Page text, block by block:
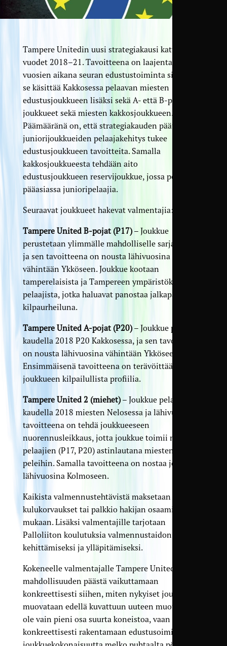
Tampere Unitedin uusi strategiakausi kattaa
vuodet 2018–21. Tavoitteena on laajentaa näiden
vuosien aikana seuran edustustoiminta siten, että
se käsittää Kakkosessa pelaavan miesten
edustusjoukkueen lisäksi sekä A- että B-poikien
joukkueet sekä miesten kakkosjoukkueen.
Päämääränä on, että strategiakauden päätyttyä
juniorijoukkueiden pelaajakehitys tukee
edustusjoukkueen tavoitteita. Samalla
kakkosjoukkueesta tehdään aito
edustusjoukkueen reservijoukkue, jossa pelaa
pääasiassa junioripelaajia.
Seuraavat joukkueet hakevat valmentajia:
Tampere United B-pojat (P17)– Joukkue
perustetaan ylimmälle mahdolliselle sarjatasolle,
ja sen tavoitteena on nousta lähivuosina
vähintään Ykköseen. Joukkue kootaan
tamperelaisista ja Tampereen ympäristökuntien
pelaajista, jotka haluavat panostaa jalkapalloon
kilpaurheiluna.
Tampere United A-pojat (P20)– Joukkue pelaa
kaudella 2018 P20 Kakkosessa, ja sen tavoitteena
on nousta lähivuosina vähintään Ykköseen.
Ensimmäisenä tavoitteena on terävöittää
joukkueen kilpailullista profiilia.
Tampere United 2 (miehet)– Joukkue pelaa
kaudella 2018 miesten Nelosessa ja lähivuosien
tavoitteena on tehdä joukkueeseen
nuorennusleikkaus, jotta joukkue toimii nuorten
pelaajien (P17, P20) astinlautana miesten
peleihin. Samalla tavoitteena on nostaa joukkue
lähivuosina Kolmoseen.
Kaikista valmennustehtävistä maksetaan
kulukorvaukset tai palkkio hakijan osaamisen
mukaan. Lisäksi valmentajille tarjotaan
Palloliiton koulutuksia valmennustaidon
kehittämiseksi ja ylläpitämiseksi.
Kokeneelle valmentajalle Tampere United tarjoaa
mahdollisuuden päästä vaikuttamaan
konkreettisesti siihen, miten nykyiset joukkueet
muovataan edellä kuvattuun uuteen muotoon. Et
ole vain pieni osa suurta koneistoa, vaan pääset
konkreettisesti rakentamaan edustusoiminnan